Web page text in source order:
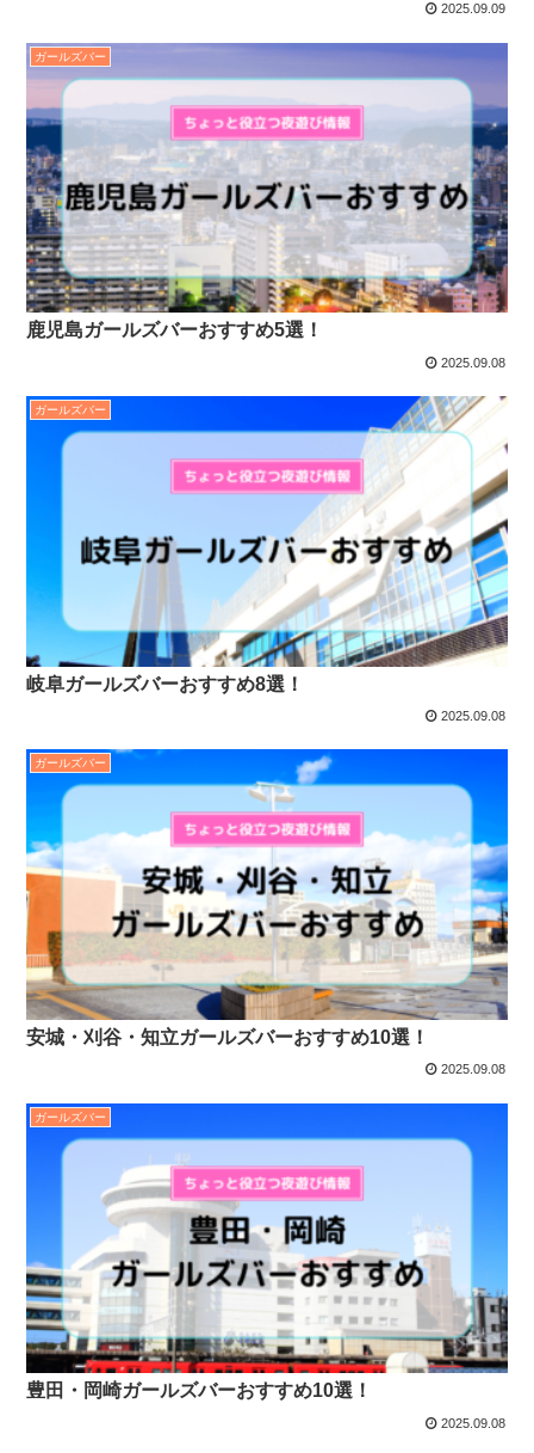
2025.09.09
ガールズバー
鹿児島ガールズバーおすすめ5選！
2025.09.08
ガールズバー
岐阜ガールズバーおすすめ8選！
2025.09.08
ガールズバー
安城・刈谷・知立ガールズバーおすすめ10選！
2025.09.08
ガールズバー
豊田・岡崎ガールズバーおすすめ10選！
2025.09.08